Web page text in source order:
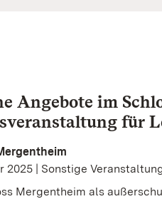
Angebote im
für
2025 | Sonstige
Mergentheim als